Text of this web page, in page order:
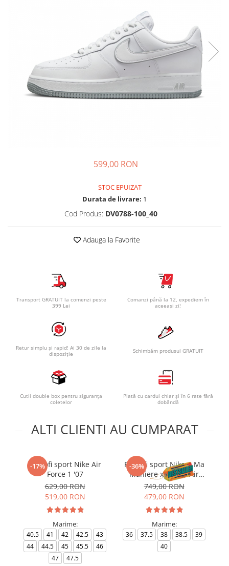
Pantaloni scurti Copii
Accesorii
Ingrijire incaltaminte
599,00 RON
STOC EPUIZAT
Durata de livrare: 1
Cod Produs: DV0788-100_40
Adauga la Favorite
Transport GRATUIT la comenzi peste
399 Lei
Comanzi până la 12, expediem în
aceeași zi!
Retur simplu și rapid! Ai 30 de zile la
dispoziție
Schimbăm produsul GRATUIT
Cutii double box pentru siguranța
coletelor
Plată cu cardul chiar și în 6 rate fără
dobândă
ALTI CLIENTI AU CUMPARAT
-17%
Pantofi sport Nike Air
Force 1 '07
629,00 RON
519,00 RON
Marime:
40.5 41 42 42.5
43
44
44.5 45 45.5
46
47
47.5
-36%
Pantofi sport Nike A Ma
Maniere x Wmns Air
Force 1 Low 07
749,00 RON
479,00 RON
Marime:
36 37.5 38 38.5
39
40